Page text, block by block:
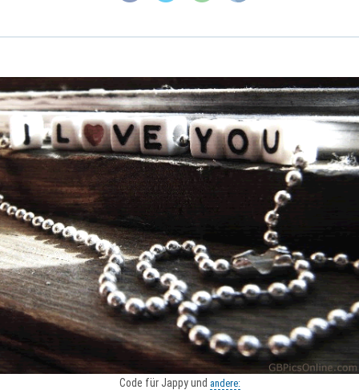
Code für Jappy und andere: